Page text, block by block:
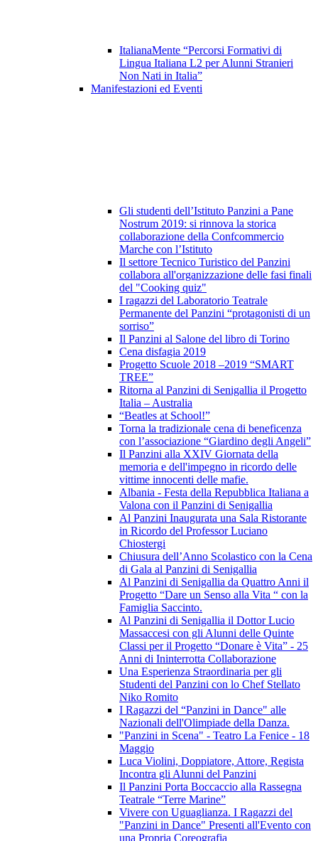
ItalianaMente “Percorsi Formativi di
Lingua Italiana L2 per Alunni Stranieri
Non Nati in Italia”
Manifestazioni ed Eventi
Gli studenti dell’Istituto Panzini a Pane
Nostrum 2019: si rinnova la storica
collaborazione della Confcommercio
Marche con l’Istituto
Il settore Tecnico Turistico del Panzini
collabora all'organizzazione delle fasi finali
del "Cooking quiz"
I ragazzi del Laboratorio Teatrale
Permanente del Panzini “protagonisti di un
sorriso”
Il Panzini al Salone del libro di Torino
Cena disfagia 2019
Progetto Scuole 2018 –2019 “SMART
TREE”
Ritorna al Panzini di Senigallia il Progetto
Italia – Australia
“Beatles at School!”
Torna la tradizionale cena di beneficenza
con l’associazione “Giardino degli Angeli”
Il Panzini alla XXIV Giornata della
memoria e dell'impegno in ricordo delle
vittime innocenti delle mafie.
Albania - Festa della Repubblica Italiana a
Valona con il Panzini di Senigallia
Al Panzini Inaugurata una Sala Ristorante
in Ricordo del Professor Luciano
Chiostergi
Chiusura dell’Anno Scolastico con la Cena
di Gala al Panzini di Senigallia
Al Panzini di Senigallia da Quattro Anni il
Progetto “Dare un Senso alla Vita “ con la
Famiglia Saccinto.
Al Panzini di Senigallia il Dottor Lucio
Massaccesi con gli Alunni delle Quinte
Classi per il Progetto “Donare è Vita” - 25
Anni di Ininterrotta Collaborazione
Una Esperienza Straordinaria per gli
Studenti del Panzini con lo Chef Stellato
Niko Romito
I Ragazzi del “Panzini in Dance" alle
Nazionali dell'Olimpiade della Danza.
"Panzini in Scena" - Teatro La Fenice - 18
Maggio
Luca Violini, Doppiatore, Attore, Regista
Incontra gli Alunni del Panzini
Il Panzini Porta Boccaccio alla Rassegna
Teatrale “Terre Marine”
Vivere con Uguaglianza. I Ragazzi del
"Panzini in Dance" Presenti all'Evento con
una Propria Coreografia